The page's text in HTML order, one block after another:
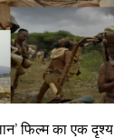
फिल्म का एक दृश्य